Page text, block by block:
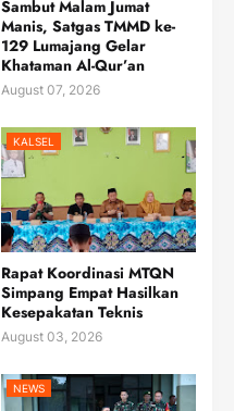
Sambut Malam Jumat
Manis, Satgas TMMD ke-
129 Lumajang Gelar
Khataman Al-Qur’an
August 07, 2026
KALSEL
Rapat Koordinasi MTQN
Simpang Empat Hasilkan
Kesepakatan Teknis
August 03, 2026
NEWS